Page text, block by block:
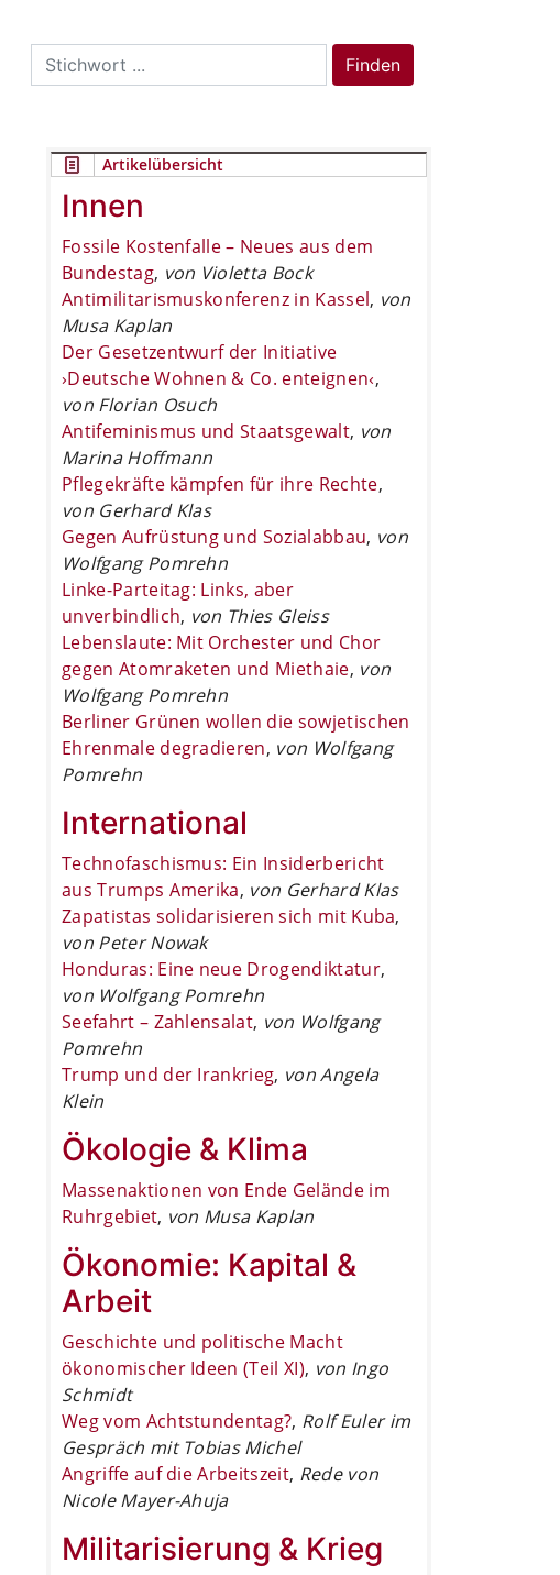
Search
for:
Finden
Artikelübersicht
Innen
Fossile Kostenfalle – Neues aus dem
Bundestag, von Violetta Bock
Antimilitarismuskonferenz in Kassel, von
Musa Kaplan
Der Gesetzentwurf der Initiative
›Deutsche Wohnen & Co. enteignen‹,
von Florian Osuch
Antifeminismus und Staatsgewalt, von
Marina Hoffmann
Pflegekräfte kämpfen für ihre Rechte,
von Gerhard Klas
Gegen Aufrüstung und Sozialabbau, von
Wolfgang Pomrehn
Linke-Parteitag: Links, aber
unverbindlich, von Thies Gleiss
Lebenslaute: Mit Orchester und Chor
gegen Atomraketen und Miethaie, von
Wolfgang Pomrehn
Berliner Grünen wollen die sowjetischen
Ehrenmale degradieren, von Wolfgang
Pomrehn
International
Technofaschismus: Ein Insiderbericht
aus Trumps Amerika, von Gerhard Klas
Zapatistas solidarisieren sich mit Kuba,
von Peter Nowak
Honduras: Eine neue Drogendiktatur,
von Wolfgang Pomrehn
Seefahrt – Zahlensalat, von Wolfgang
Pomrehn
Trump und der Irankrieg, von Angela
Klein
Ökologie & Klima
Massenaktionen von Ende Gelände im
Ruhrgebiet, von Musa Kaplan
Ökonomie: Kapital &
Arbeit
Geschichte und politische Macht
ökonomischer Ideen (Teil XI), von Ingo
Schmidt
Weg vom Achtstundentag?, Rolf Euler im
Gespräch mit Tobias Michel
Angriffe auf die Arbeitszeit, Rede von
Nicole Mayer-Ahuja
Militarisierung & Krieg